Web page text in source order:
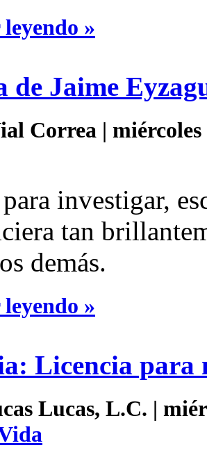
»
de Jaime
Correa |
investigar,
tan
demás.
»
Licencia para
Lucas, L.C. |